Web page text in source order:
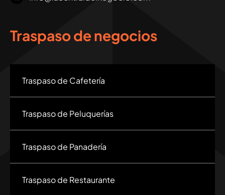
Traspaso de negocios
Traspaso de Cafetería
Traspaso de Peluquerías
Traspaso de Panadería
Traspaso de Restaurante